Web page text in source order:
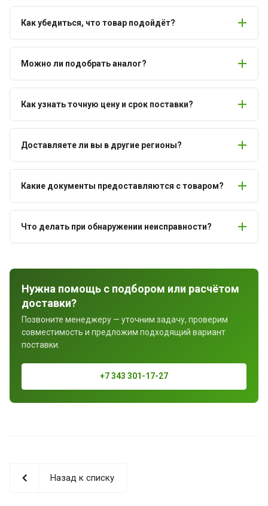
Как убедиться, что товар подойдёт?
Можно ли подобрать аналог?
Как узнать точную цену и срок поставки?
Доставляете ли вы в другие регионы?
Какие документы предоставляются с товаром?
Что делать при обнаружении неисправности?
Нужна помощь с подбором или расчётом
доставки?
Позвоните менеджеру — уточним задачу, проверим
совместимость и предложим подходящий вариант
поставки.
+7 343 301-17-27
Назад к списку